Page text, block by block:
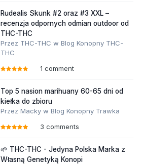
Rudealis Skunk #2 oraz #3 XXL –
recenzja odpornych odmian outdoor od
THC-THC
Przez THC-THC w Blog Konopny THC-
THC
1 comment
Top 5 nasion marihuany 60-65 dni od
kiełka do zbioru
Przez Macky w Blog Konopny Trawka
3 comments
🌱 THC-THC - Jedyna Polska Marka z
Własną Genetyką Konopi